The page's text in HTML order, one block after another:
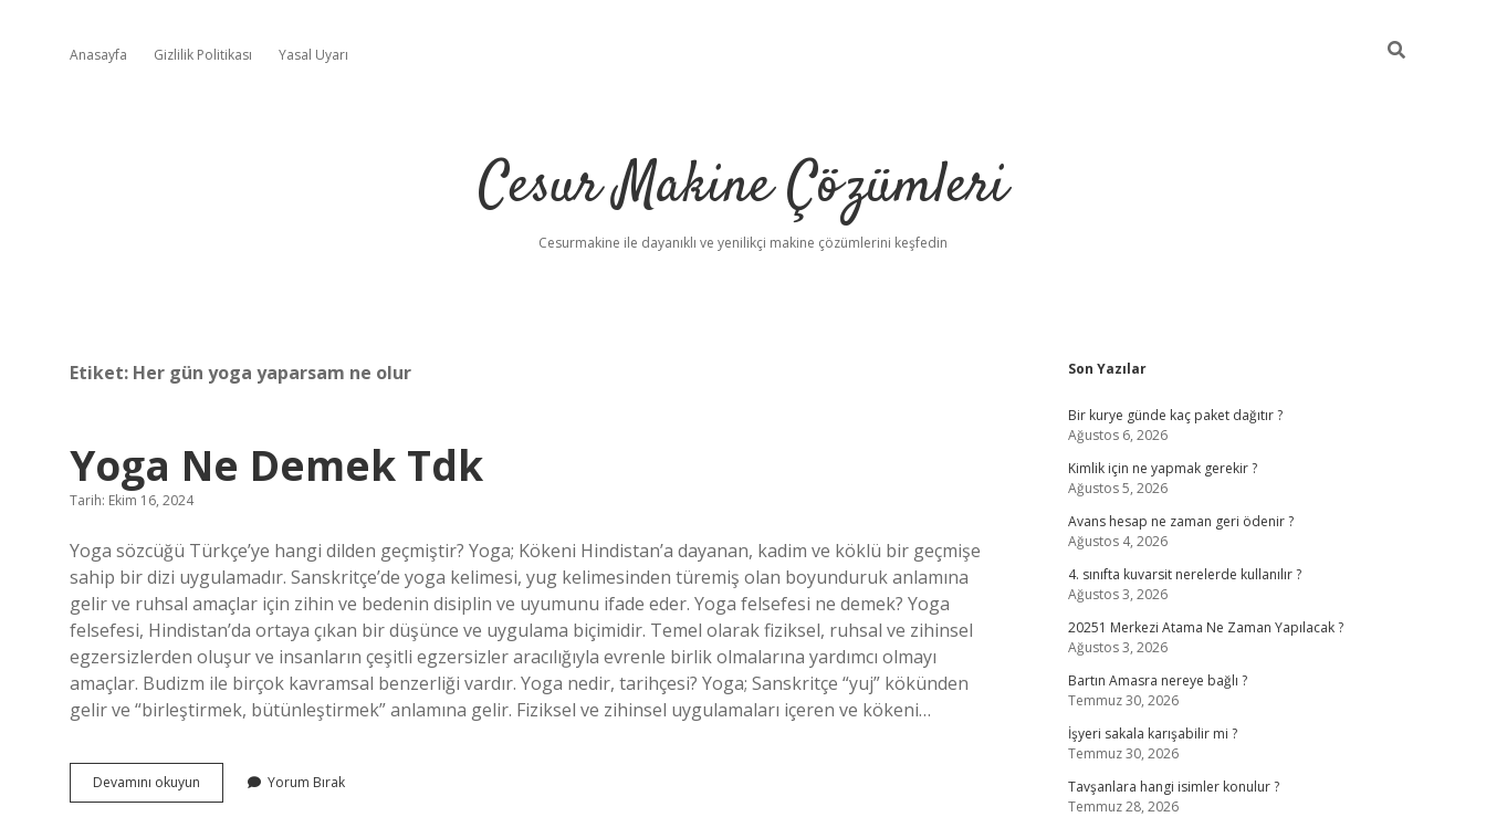
Anasayfa Gizlilik Politikası Yasal Uyarı
Cesur Makine Çözümleri
Cesurmakine ile dayanıklı ve yenilikçi makine çözümlerini keşfedin
Etiket: Her gün yoga yaparsam ne olur
Yoga Ne Demek Tdk
Tarih: Ekim 16, 2024
Yoga sözcüğü Türkçe’ye hangi dilden geçmiştir? Yoga; Kökeni Hindistan’a dayanan, kadim ve köklü bir geçmişe
sahip bir dizi uygulamadır. Sanskritçe’de yoga kelimesi, yug kelimesinden türemiş olan boyunduruk anlamına
gelir ve ruhsal amaçlar için zihin ve bedenin disiplin ve uyumunu ifade eder. Yoga felsefesi ne demek? Yoga
felsefesi, Hindistan’da ortaya çıkan bir düşünce ve uygulama biçimidir. Temel olarak fiziksel, ruhsal ve zihinsel
egzersizlerden oluşur ve insanların çeşitli egzersizler aracılığıyla evrenle birlik olmalarına yardımcı olmayı
amaçlar. Budizm ile birçok kavramsal benzerliği vardır. Yoga nedir, tarihçesi? Yoga; Sanskritçe “yuj” kökünden
gelir ve “birleştirmek, bütünleştirmek” anlamına gelir. Fiziksel ve zihinsel uygulamaları içeren ve kökeni…
Devamını okuyun
Ne
Yorum Bırak
Sidebar
Son Yazılar
Bir kurye günde kaç paket dağıtır ?
Ağustos 6, 2026
Kimlik için ne yapmak gerekir ?
Ağustos 5, 2026
Avans hesap ne zaman geri ödenir ?
Ağustos 4, 2026
4. sınıfta kuvarsit nerelerde kullanılır ?
Ağustos 3, 2026
20251 Merkezi Atama Ne Zaman Yapılacak ?
Ağustos 3, 2026
Bartın Amasra nereye bağlı ?
Temmuz 30, 2026
İşyeri sakala karışabilir mi ?
Temmuz 30, 2026
Tavşanlara hangi isimler konulur ?
Temmuz 28, 2026